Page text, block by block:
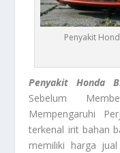
Penyakit
Penyakit Honda
Sebelum
Mempengaruhi
terkenal irit bahan
memiliki harga